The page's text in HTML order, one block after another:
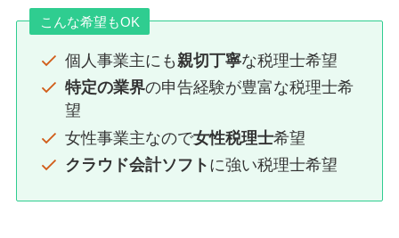
こんな希望もOK
個人事業主にも 親切丁寧な税理士希望
特定の業界の申告経験が豊富な税理士希
望
女性事業主なので女性税理士希望
クラウド会計ソフト に強い税理士希望